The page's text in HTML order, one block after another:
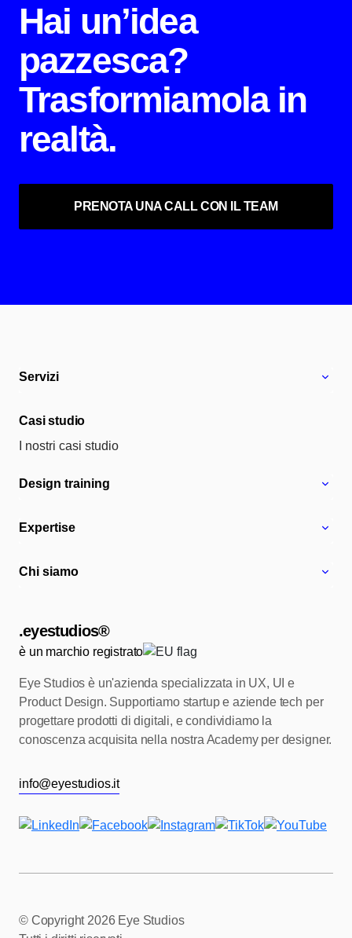
Hai un’idea
pazzesca?
Trasformiamola in
realtà.
PRENOTA UNA CALL CON IL TEAM
Servizi
Casi studio
I nostri casi studio
Design training
Expertise
Chi siamo
.eyestudios®
è un marchio registrato
Eye Studios è un'azienda specializzata in UX, UI e
Product Design. Supportiamo startup e aziende tech per
progettare prodotti di digitali, e condividiamola
conoscenza acquisita nella nostra Academy per designer.
info@eyestudios.it
© Copyright 2026 Eye Studios